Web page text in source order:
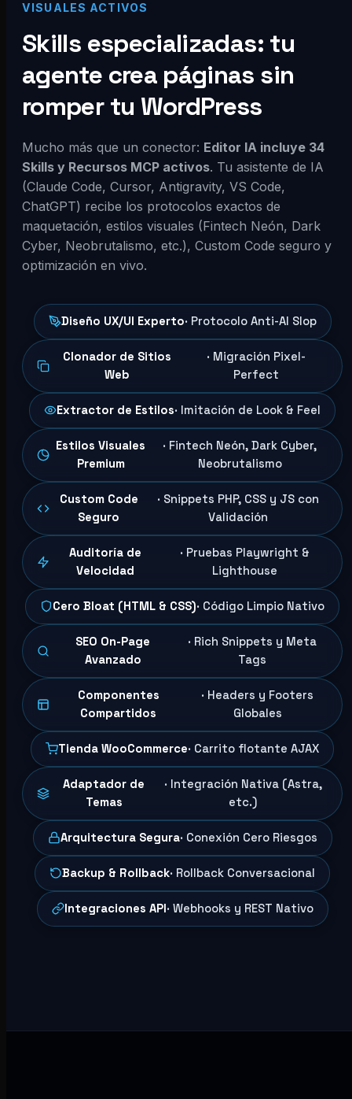
VISUALES ACTIVOS
Skills especializadas: tu
agente crea páginas sin
romper tu WordPress
Mucho más que un conector: Editor IA incluye 34
Skills y Recursos MCP activos. Tu asistente de IA
(Claude Code, Cursor, Antigravity, VS Code,
ChatGPT) recibe los protocolos exactos de
maquetación, estilos visuales (Fintech Neón, Dark
Cyber, Neobrutalismo, etc.), Custom Code seguro y
optimización en vivo.
Diseño UX/UI Experto· Protocolo Anti-AI Slop
Clonador de Sitios
Web
· Migración Pixel-
Perfect
Extractor de Estilos· Imitación de Look & Feel
Estilos Visuales
Premium
· Fintech Neón, Dark Cyber,
Neobrutalismo
Custom Code
Seguro
· Snippets PHP, CSS y JS con
Validación
Auditoría de
Velocidad
· Pruebas Playwright &
Lighthouse
Cero Bloat (HTML & CSS)· Código Limpio Nativo
SEO On-Page
Avanzado
· Rich Snippets y Meta
Tags
Componentes
Compartidos
· Headers y Footers
Globales
Tienda WooCommerce· Carrito flotante AJAX
Adaptador de
Temas
· Integración Nativa (Astra,
etc.)
Arquitectura Segura· Conexión Cero Riesgos
Backup & Rollback· Rollback Conversacional
Integraciones API· Webhooks y REST Nativo